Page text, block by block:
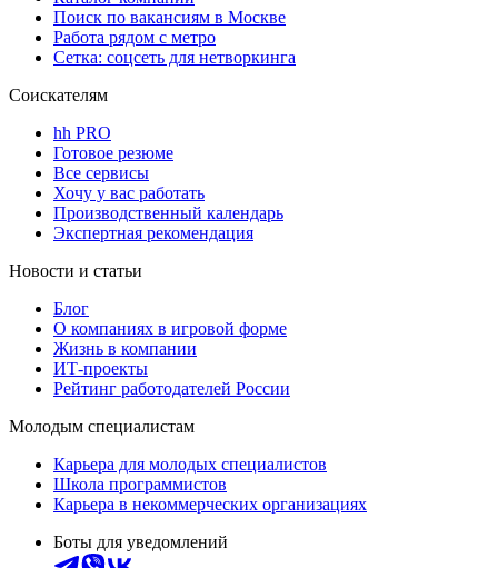
Поиск по вакансиям в Москве
Работа рядом с метро
Сетка: соцсеть для нетворкинга
Соискателям
hh PRO
Готовое резюме
Все сервисы
Хочу у вас работать
Производственный календарь
Экспертная рекомендация
Новости и статьи
Блог
О компаниях в игровой форме
Жизнь в компании
ИТ-проекты
Рейтинг работодателей России
Молодым специалистам
Карьера для молодых специалистов
Школа программистов
Карьера в некоммерческих организациях
Боты для уведомлений